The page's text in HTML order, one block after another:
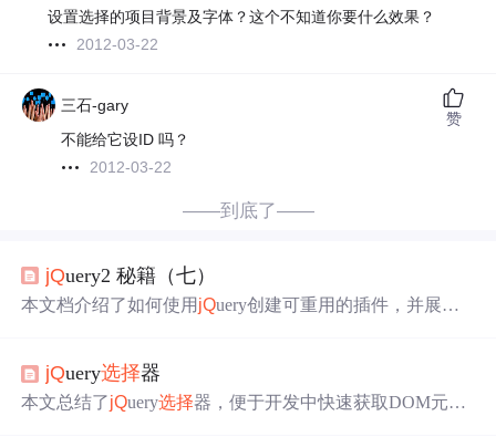
设置选择的项目背景及字体？这个不知道你要什么效果？
2012-03-22
三石-gary
不能给它设ID 吗？
2012-03-22
赞
——到底了——
jQuery2 秘籍（七）
本文档介绍了如何使用 jQuery创建可重用的插件，并展示
改，以及使用流行插件实现图像滑块、表单验证等功能。
jQuery选择器
本文总结了jQuery选择器，便于开发中快速获取DOM元